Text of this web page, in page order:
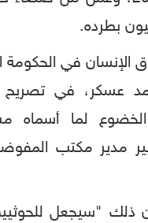
بطرده.
الإنسان في الحكومة
عسكر، في
لما أسماه
مدير مكتب
"سيجعل للحوثيين